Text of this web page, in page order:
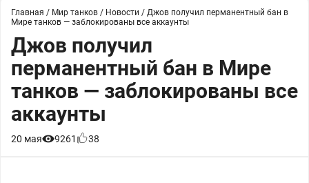
Главная / Мир танков / Новости / Джов получил перманентный бан в
Мире танков — заблокированы все аккаунты
Джов получил
перманентный бан в Мире
танков — заблокированы все
аккаунты
20 мая 9261 38